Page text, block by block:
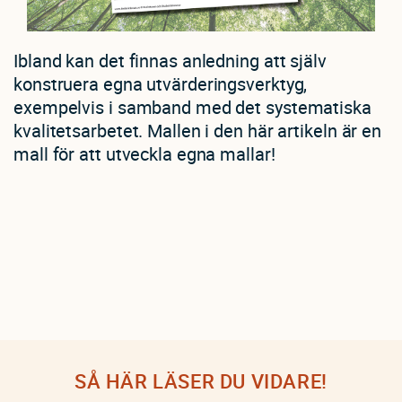
Ibland kan det finnas anledning att själv
konstruera egna utvärderingsverktyg,
exempelvis i samband med det systematiska
kvalitetsarbetet. Mallen i den här artikeln är en
mall för att utveckla egna mallar!
SÅ HÄR LÄSER DU VIDARE!